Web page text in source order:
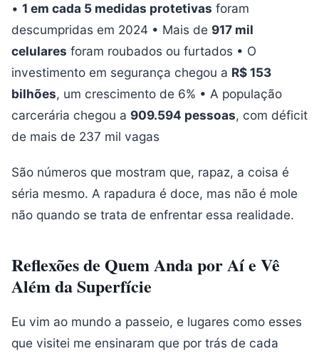
• 1 em cada 5 medidas protetivas foram
descumpridas em 2024 • Mais de 917 mil
celulares foram roubados ou furtados • O
investimento em segurança chegou a R$ 153
bilhões, um crescimento de 6% • A população
carcerária chegou a 909.594 pessoas, com déficit
de mais de 237 mil vagas
São números que mostram que, rapaz, a coisa é
séria mesmo. A rapadura é doce, mas não é mole
não quando se trata de enfrentar essa realidade.
Reflexões de Quem Anda por Aí e Vê
Além da Superfície
Eu vim ao mundo a passeio, e lugares como esses
que visitei me ensinaram que por trás de cada